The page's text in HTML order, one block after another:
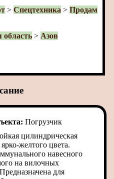
> Спецтехника > Продам
область > Азов
Погрузчик
цилиндрическая
желтого цвета.
навесного
на вилочных
для